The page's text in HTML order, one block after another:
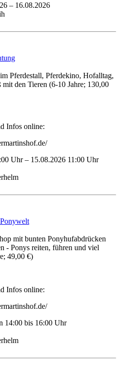
– 16.08.2026
Pferdestall, Pferdekino, Hofalltag,
mit den Tieren (6-10 Jahre; 130,00
Infos online:
Uhr– 15.08.2026 11:00 Uhr
mit bunten Ponyhufabdrücken
- Ponys reiten, führen und viel
49,00 €)
Infos online:
14:00 bis 16:00 Uhr